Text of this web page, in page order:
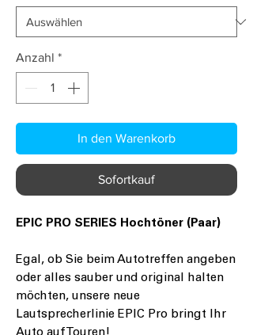
Anzahl *
In den Warenkorb
Sofortkauf
EPIC PRO SERIES Hochtöner (Paar)
Egal, ob Sie beim Autotreffen angeben
oder alles sauber und original halten
möchten, unsere neue
Lautsprecherlinie EPIC Pro bringt Ihr